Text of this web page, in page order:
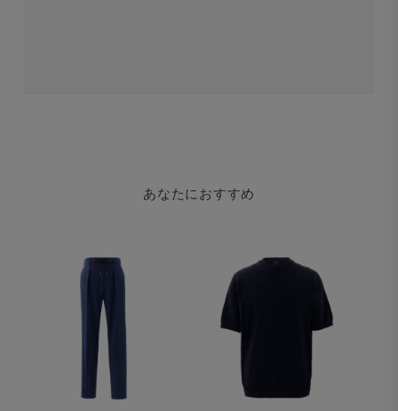
あなたにおすすめ